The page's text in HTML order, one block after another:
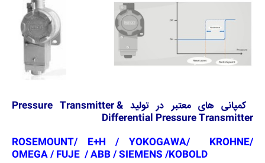
کمپانی های معتبر در تولید Pressure Transmitter &
Differential Pressure Transmitter
ROSEMOUNT/ E+H / YOKOGAWA/ KROHNE/
OMEGA / FUJE / ABB / SIEMENS /KOBOLD